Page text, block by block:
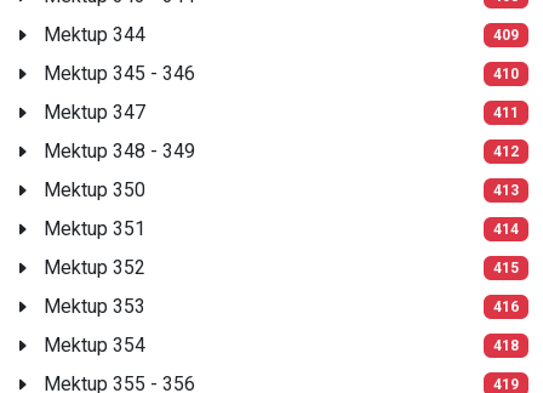
Mektup 344 409
Mektup 345 - 346 410
Mektup 347 411
Mektup 348 - 349 412
Mektup 350 413
Mektup 351 414
Mektup 352 415
Mektup 353 416
Mektup 354 418
Mektup 355 - 356 419